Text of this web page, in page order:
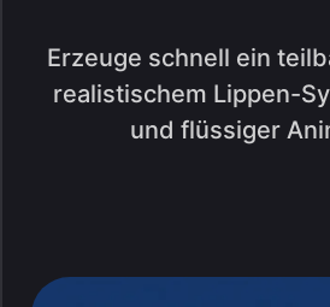
Erzeuge schnell ein
realistischem Lippen-
und flüssiger